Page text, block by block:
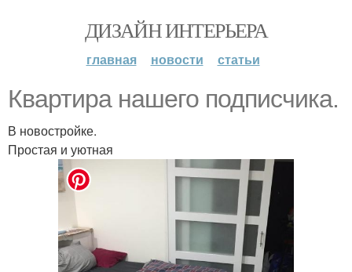
ДИЗАЙН ИНТЕРЬЕРА
главная новости статьи
Квартира нашего подписчика.
В новостройке.
Простая и уютная